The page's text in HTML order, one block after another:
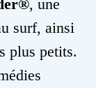
, une
surf, ainsi
plus petits.